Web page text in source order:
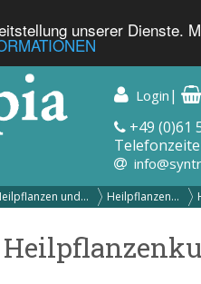
unserer Dienste.
Login |
+49 (0)61
und... Heilpflanzen...